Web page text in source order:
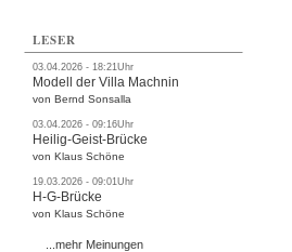
LESER
03.04.2026 - 18:21Uhr
Modell der Villa Machnin
von Bernd Sonsalla
03.04.2026 - 09:16Uhr
Heilig-Geist-Brücke
von Klaus Schöne
19.03.2026 - 09:01Uhr
H-G-Brücke
von Klaus Schöne
...mehr Meinungen